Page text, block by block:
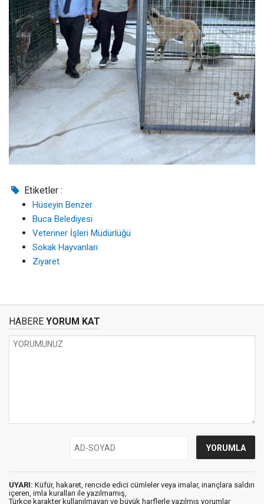
Etiketler :
Hüseyin Benzer
Buca Belediyesi
Veteriner İşleri Müdürlüğü
Sokak Hayvanları
Ziyaret
HABERE YORUM KAT
UYARI: Küfür, hakaret, rencide edici cümleler veya imalar, inançlara saldırı
içeren, imla kuralları ile yazılmamış,
Türkçe karakter kullanılmayan ve büyük harflerle yazılmış yorumlar